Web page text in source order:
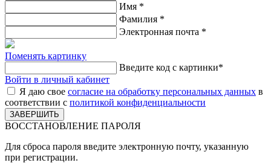
Имя *
Фамилия *
Электронная почта *
Поменять картинку
Введите код с картинки*
Войти в личный кабинет
Я даю свое согласие на обработку персональных данных в
соответствии с политикой конфиденциальности
ВОССТАНОВЛЕНИЕ ПАРОЛЯ
Для сброса пароля введите электронную почту, указанную
при регистрации.